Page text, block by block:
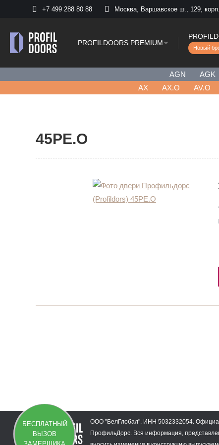
+7 499 288 80 88 Москва, Варшавское ш., 129,
PROFILDOORS PREMIUM
Новый
AGN AGK
AХ
AX.O AV.O
45PE.O
БЕСПЛАТНЫЙ
ВЫЗОВ
ООО "БелГлобал". ИНН 5032332054.
ПрофильДорс. Вся информация,